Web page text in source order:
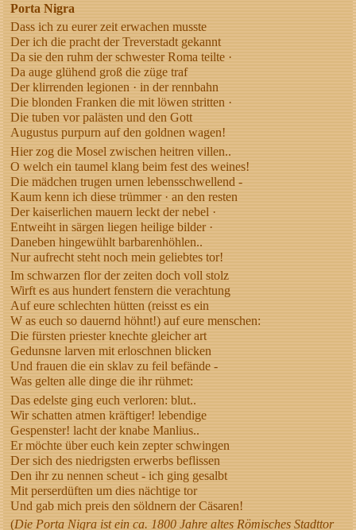
Porta Nigra
Dass ich zu eurer zeit erwachen musste
Der ich die pracht der Treverstadt gekannt
Da sie den ruhm der schwester Roma teilte ·
Da auge glühend groß die züge traf
Der klirrenden legionen · in der rennbahn
Die blonden Franken die mit löwen stritten ·
Die tuben vor palästen und den Gott
Augustus purpurn auf den goldnen wagen!
Hier zog die Mosel zwischen heitren villen..
O welch ein taumel klang beim fest des weines!
Die mädchen trugen urnen lebensschwellend -
Kaum kenn ich diese trümmer · an den resten
Der kaiserlichen mauern leckt der nebel ·
Entweiht in särgen liegen heilige bilder ·
Daneben hingewühlt barbarenhöhlen..
Nur aufrecht steht noch mein geliebtes tor!
Im schwarzen flor der zeiten doch voll stolz
Wirft es aus hundert fenstern die verachtung
Auf eure schlechten hütten (reisst es ein
W as euch so dauernd höhnt!) auf eure menschen:
Die fürsten priester knechte gleicher art
Gedunsne larven mit erloschnen blicken
Und frauen die ein sklav zu feil befände -
Was gelten alle dinge die ihr rühmet:
Das edelste ging euch verloren: blut..
Wir schatten atmen kräftiger! lebendige
Gespenster! lacht der knabe Manlius..
Er möchte über euch kein zepter schwingen
Der sich des niedrigsten erwerbs beflissen
Den ihr zu nennen scheut - ich ging gesalbt
Mit perserdüften um dies nächtige tor
Und gab mich preis den söldnern der Cäsaren!
(Die Porta Nigra ist ein ca. 1800 Jahre altes Römisches Stadttor